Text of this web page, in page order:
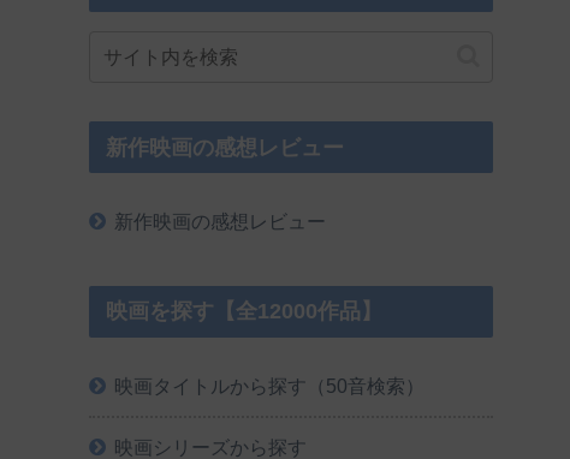
新作映画の感想レビュー
新作映画の感想レビュー
映画を探す【全12000作品】
映画タイトルから探す（50音検索）
映画シリーズから探す